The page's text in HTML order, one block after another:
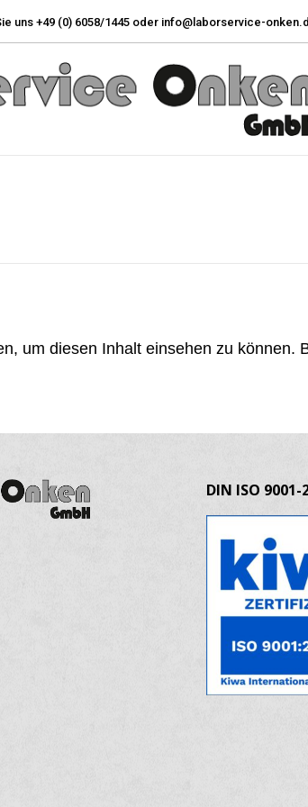
uns +49 (0) 6058/1445 oder info@laborservice-
um diesen Inhalt einsehen zu können.
DIN ISO
Produkte Online-Shop